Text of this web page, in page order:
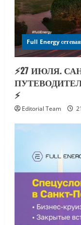
Full Energy
⚡️27 ИЮЛЯ.
⚡️
Editorial Team